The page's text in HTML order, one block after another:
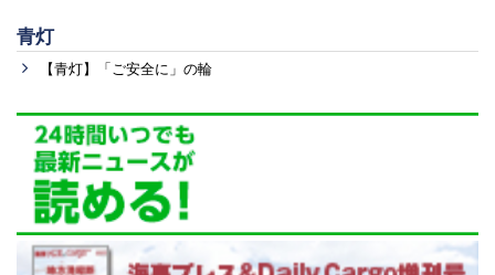
青灯
【青灯】「ご安全に」の輪